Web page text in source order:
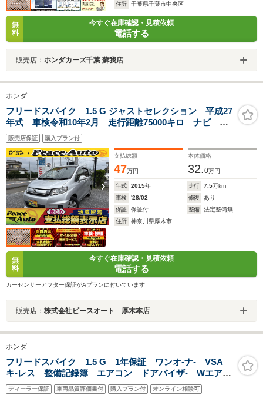
住所
千葉県千葉市中央区
無
料
今すぐ在庫確認・見積依頼
電話する
販売店： ホンダカーズ千葉 蘇我店
ホンダ
フリードスパイク 1.5 G ジャストセレクション 平成27
年式 車検令和10年2月 走行距離75000キロ ナビ 地
デジ バックカメラ 片側電動スライドドア キーレ
ス 5人乗り ETC ステアリングスイッチ オートエア
コン HIDヘッドライト
販売店保証 購入プラン付
支払総額
47万円
本体価格
32.0万円
年式 2015年 走行 7.5万km
車検
'28/02 修復
あり
保証
保証付 整備
法定整備無
住所
神奈川県厚木市
無
料
今すぐ在庫確認・見積依頼
電話する
カーセンサーアフター保証がAプランに付いています
販売店： 株式会社ピースオート 厚木本店
ホンダ
フリードスパイク 1.5 G 1年保証 ワンオ-ナ- VSA
キ-レス 整備記録簿 エアコン ドアバイザ- Wエアバ
ッグ
ディーラー保証 車両品質評価書付 購入プラン付 オンライン相談可